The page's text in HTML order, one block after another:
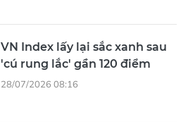
VN Index lấy lại sắc xanh sau
'cú rung lắc' gần 120 điểm
28/07/2026 08:16